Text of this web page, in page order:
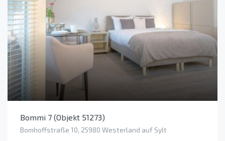
Bommi 7 (Objekt 51273)
Bomhoffstraße 10, 25980 Westerland auf Sylt